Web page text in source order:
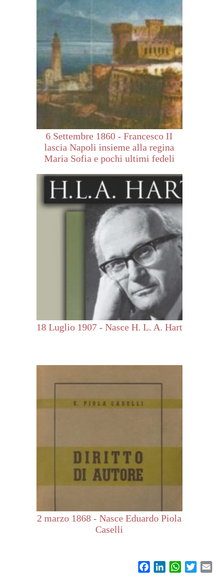
6 Settembre 1860 - Francesco II
lascia Napoli insieme alla regina
Maria Sofia e pochi ultimi fedeli
18 Luglio 1907 - Nasce H. L. A. Hart
2 marzo 1868 - Nasce Eduardo Piola
Caselli
FacebookLinkedIn